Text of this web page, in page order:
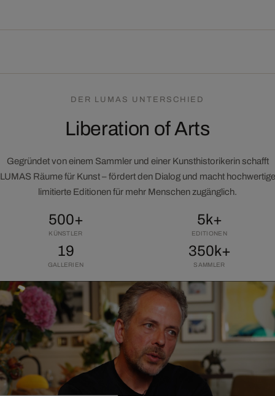
DER LUMAS UNTERSCHIED
Liberation of Arts
Gegründet von einem Sammler und einer Kunsthistorikerin schafft
LUMAS Räume für Kunst – fördert den Dialog und macht hochwertige
limitierte Editionen für mehr Menschen zugänglich.
500+
KÜNSTLER
5k+
EDITIONEN
19
GALLERIEN
350k+
SAMMLER